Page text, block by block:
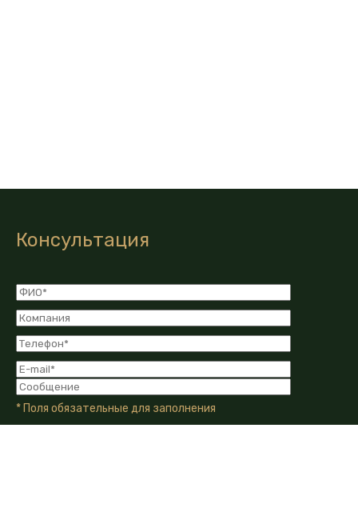
Консультация
* Поля обязательные для заполнения